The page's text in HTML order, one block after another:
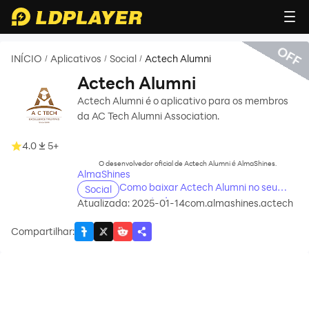
INÍCIO / Aplicativos / Social / Actech Alumni
4.0 5+
Actech Alumni
Actech Alumni é o aplicativo para os membros
da AC Tech Alumni Association.
O desenvolvedor oficial de Actech Alumni é AlmaShines.
AlmaShines
Social
Como baixar Actech Alumni no seu
computador
Atualizada: 2025-01-14com.almashines.actech
Compartilhar:
OFF